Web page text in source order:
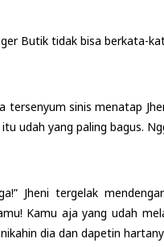
Butik tidak bisa berkata-
tersenyum sinis menatap
itu udah yang paling bagus.
Jheni tergelak
Kamu aja yang udah
dia dan dapetin